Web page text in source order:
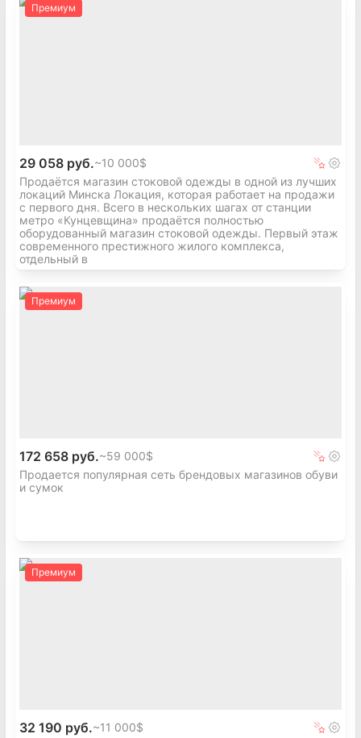
Премиум
29 058 руб.~10 000$
Продаётся магазин стоковой одежды в одной из лучших
локаций Минска Локация, которая работает на продажи
с первого дня. Всего в нескольких шагах от станции
метро «Кунцевщина» продаётся полностью
оборудованный магазин стоковой одежды. Первый этаж
современного престижного жилого комплекса,
отдельный в
Премиум
172 658 руб.~59 000$
Продается популярная сеть брендовых магазинов обуви
и сумок
Премиум
32 190 руб.~11 000$